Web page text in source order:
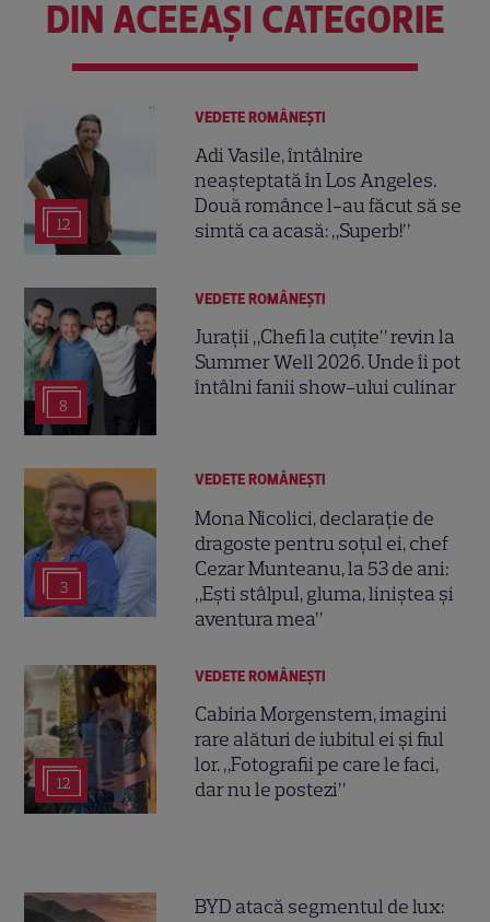
DIN ACEEAȘI CATEGORIE
12
VEDETE ROMÂNEŞTI
Adi Vasile, întâlnire
neașteptată în Los Angeles.
Două românce l-au făcut să se
simtă ca acasă: „Superb!”
8
VEDETE ROMÂNEŞTI
Jurații „Chefi la cuțite” revin la
Summer Well 2026. Unde îi pot
întâlni fanii show-ului culinar
3
VEDETE ROMÂNEŞTI
Mona Nicolici, declarație de
dragoste pentru soțul ei, chef
Cezar Munteanu, la 53 de ani:
„Ești stâlpul, gluma, liniștea și
aventura mea”
12
VEDETE ROMÂNEŞTI
Cabiria Morgenstern, imagini
rare alături de iubitul ei și fiul
lor. „Fotografii pe care le faci,
dar nu le postezi”
BYD atacă segmentul de lux: